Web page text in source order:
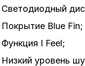
Светодиодный
Покрытие Blue Fin;
Функция I Feel;
Низкий уровень